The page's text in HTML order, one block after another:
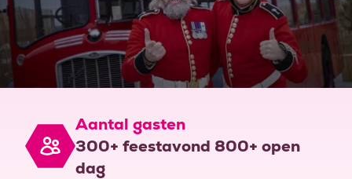
Aantal gasten
300+ feestavond 800+ open
dag